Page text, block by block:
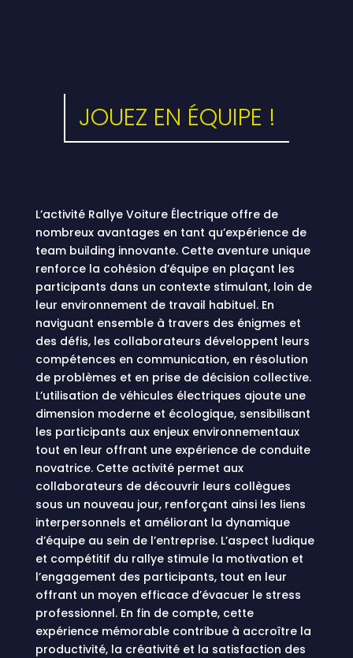
L’activité Rallye Voiture Électrique offre de
nombreux avantages en tant qu’expérience de
team building innovante. Cette aventure unique
renforce la cohésion d’équipe en plaçant les
participants dans un contexte stimulant, loin de
leur environnement de travail habituel.En
naviguant ensemble à travers des énigmes et
des défis, les collaborateurs développent leurs
compétences en communication, en résolution
de problèmes et en prise de décision collective.
L’utilisation de véhicules électriques ajoute une
dimension moderne et écologique, sensibilisant
les participants aux enjeux environnementaux
tout en leur offrant une expérience de conduite
novatrice. Cette activité permet aux
collaborateurs de découvrir leurs collègues
sous un nouveau jour, renforçant ainsi les liens
interpersonnels et améliorant la dynamique
d’équipe au sein de l’entreprise.L’aspect ludique
et compétitif du rallye stimule la motivation et
l’engagement des participants, tout en leur
offrant un moyen efficace d’évacuer le stress
professionnel.En fin de compte, cette
expérience mémorable contribue à accroître la
productivité, la créativité et la satisfaction des
JOUEZ EN ÉQUIPE !